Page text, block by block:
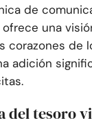
de
una
corazones de
adición
del tesoro